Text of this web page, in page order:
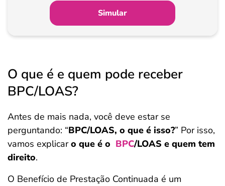
Pagamento
Simular
O que é e quem pode receber
BPC/LOAS?
Antes de mais nada, você deve estar se
perguntando: “BPC/LOAS, o que é isso?” Por isso,
vamos explicaro que é o BPC/LOAS e quem tem
direito.
O Benefício de Prestação Continuada é um